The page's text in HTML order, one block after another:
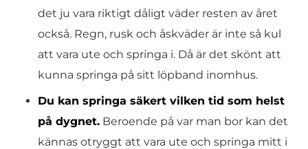
det ju vara riktigt dåligt väder resten av året
också. Regn, rusk och åskväder är inte så kul
att vara ute och springa i. Då är det skönt att
kunna springa på sitt löpband inomhus.
Du kan springa säkert vilken tid som helst
på dygnet. Beroende på var man bor kan det
kännas otryggt att vara ute och springa mitt i